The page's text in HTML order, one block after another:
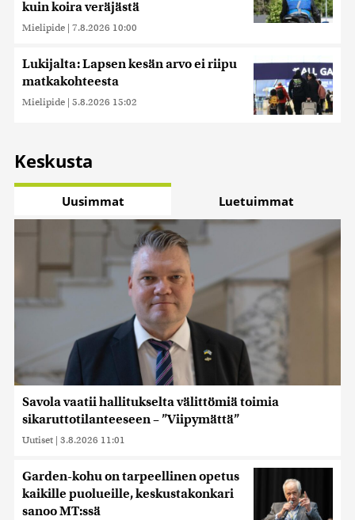
kuin koira veräjästä
Mielipide | 7.8.2026 10:00
Lukijalta: Lapsen kesän arvo ei riipu
matkakohteesta
Mielipide | 5.8.2026 15:02
Keskusta
Uusimmat Luetuimmat
Savola vaatii hallitukselta välittömiä toimia
sikaruttotilanteeseen – ”Viipymättä”
Uutiset | 3.8.2026 11:01
Garden-kohu on tarpeellinen opetus
kaikille puolueille, keskustakonkari
sanoo MT:ssä